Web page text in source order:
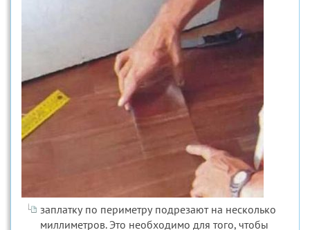
заплатку по периметру подрезают на несколько
миллиметров. Это необходимо для того, чтобы